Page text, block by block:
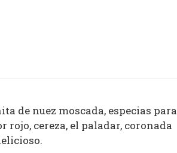
de nuez moscada, especias para
cereza, el paladar, coronada